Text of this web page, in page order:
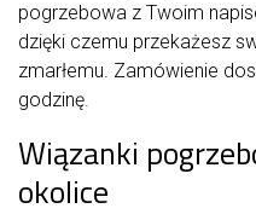
pogrzebowa z Twoim
dzięki czemu przekażesz
zmarłemu. Zamówienie
godzinę.
Wiązanki
okolice